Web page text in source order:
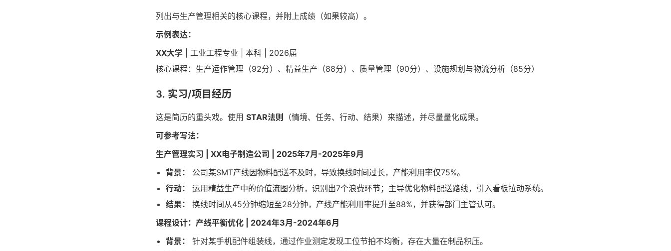
列出与生产管理相关的核心课程，并附上成绩（如果较高）。
示例表达：
XX大学 | 工业工程专业 | 本科 | 2026届
核心课程：生产运作管理（92分）、精益生产（88分）、质量管理（90分）、设施规划与物流分析（85分）
3. 实习/项目经历
这是简历的重头戏。使用 STAR法则
（情境、任务、行动、结果）来描述，并尽量量化成果。
可参考写法：
生产管理实习 | XX电子制造公司 | 2025年7月-2025年9月
背景：
公司某SMT产线因物料配送不及时，导致换线时间过长，产能利用率仅75%。
行动：
运用精益生产中的价值流图分析，识别出7个浪费环节；主导优化物料配送路线，引入看板拉动系统。
结果：
换线时间从45分钟缩短至28分钟，产线产能利用率提升至88%，并获得部门主管认可。
课程设计：产线平衡优化 | 2024年3月-2024年6月
背景：
针对某手机配件组装线，通过作业测定发现工位节拍不均衡，存在大量在制品积压。